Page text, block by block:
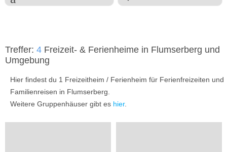
Treffer: 4 Freizeit- & Ferienheime in Flumserberg und
Umgebung
Hier findest du 1 Freizeitheim / Ferienheim für Ferienfreizeiten und
Familienreisen in Flumserberg.
Weitere Gruppenhäuser gibt es hier.